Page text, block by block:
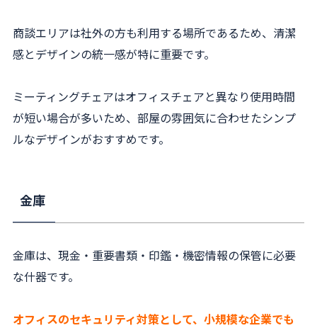
商談エリアは社外の方も利用する場所であるため、清潔
感とデザインの統一感が特に重要です。
ミーティングチェアはオフィスチェアと異なり使用時間
が短い場合が多いため、部屋の雰囲気に合わせたシンプ
ルなデザインがおすすめです。
金庫
金庫は、現金・重要書類・印鑑・機密情報の保管に必要
な什器です。
オフィスのセキュリティ対策として、小規模な企業でも